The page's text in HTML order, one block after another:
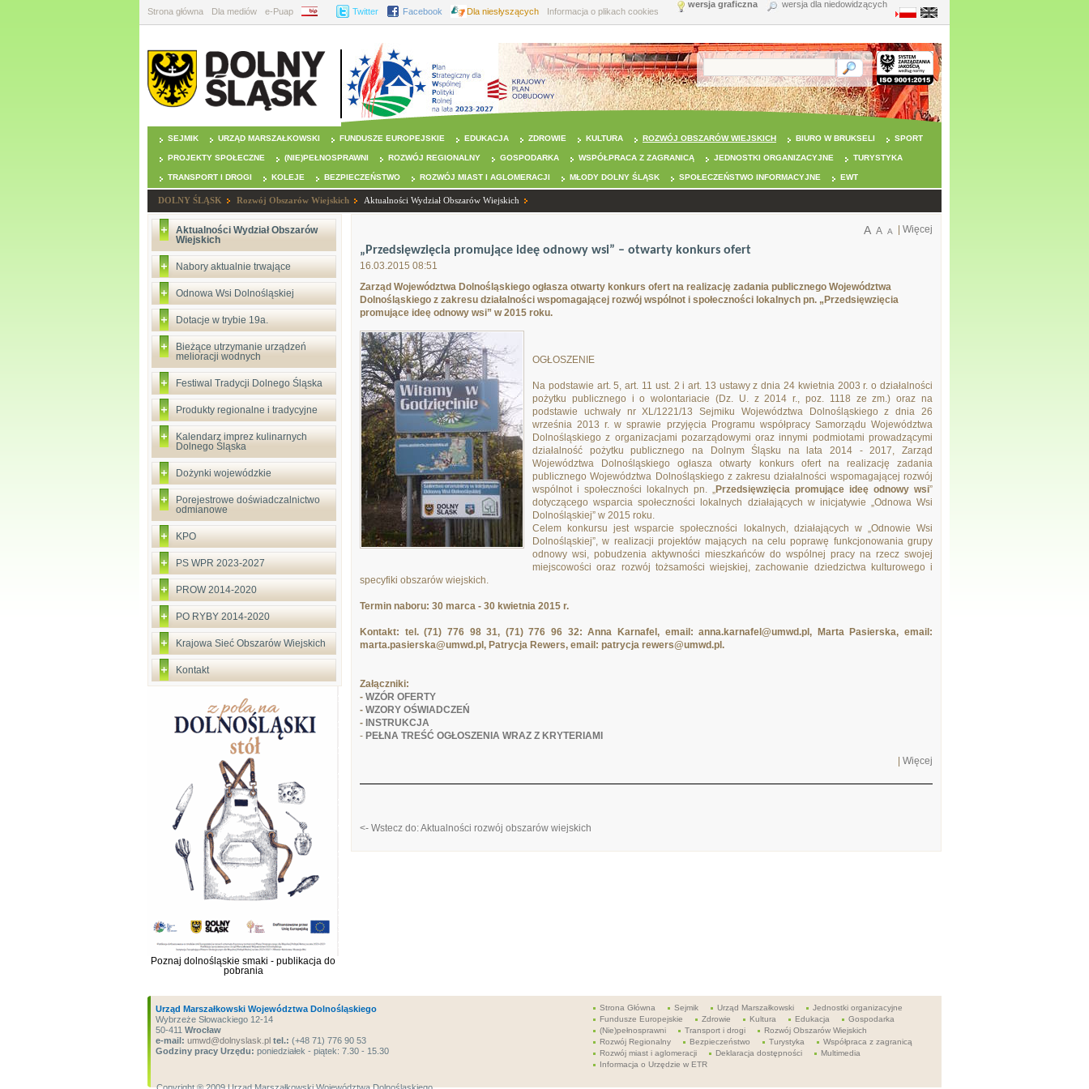
Strona główna Dla mediów e-Puap BIP Twitter Facebook Dla niesłyszących Informacja o plikach cookies
wersja graficzna wersja dla niedowidzących
SEJMIK URZĄD MARSZAŁKOWSKI FUNDUSZE EUROPEJSKIE EDUKACJA ZDROWIE KULTURA ROZWÓJ OBSZARÓW WIEJSKICH BIURO W BRUKSELI SPORT
PROJEKTY SPOŁECZNE (NIE)PEŁNOSPRAWNI ROZWÓJ REGIONALNY GOSPODARKA WSPÓŁPRACA Z ZAGRANICĄ JEDNOSTKI ORGANIZACYJNE TURYSTYKA
TRANSPORT I DROGI KOLEJE BEZPIECZEŃSTWO ROZWÓJ MIAST I AGLOMERACJI MŁODY DOLNY ŚLĄSK SPOŁECZEŃSTWO INFORMACYJNE EWT
DOLNY ŚLĄSK Rozwój Obszarów Wiejskich Aktualności Wydział Obszarów Wiejskich
Aktualności Wydział Obszarów
Wiejskich
Nabory aktualnie trwające
Odnowa Wsi Dolnośląskiej
Dotacje w trybie 19a.
Bieżące utrzymanie urządzeń
melioracji wodnych
Festiwal Tradycji Dolnego Śląska
Produkty regionalne i tradycyjne
Kalendarz imprez kulinarnych
Dolnego Śląska
Dożynki wojewódzkie
Porejestrowe doświadczalnictwo
odmianowe
KPO
PS WPR 2023-2027
PROW 2014-2020
PO RYBY 2014-2020
Krajowa Sieć Obszarów Wiejskich
Kontakt
Poznaj dolnośląskie smaki - publikacja do
pobrania
Więcej
A A A
„Przedsięwzięcia promujące ideę odnowy wsi” – otwarty konkurs ofert
16.03.2015 08:51
Zarząd Województwa Dolnośląskiego ogłasza otwarty konkurs ofert na realizację zadania publicznego Województwa
Dolnośląskiego z zakresu działalności wspomagającej rozwój wspólnot i społeczności lokalnych pn. „Przedsięwzięcia
promujące ideę odnowy wsi” w 2015 roku.
OGŁOSZENIE
Na podstawie art. 5, art. 11 ust. 2 i art. 13 ustawy z dnia 24 kwietnia 2003 r. o działalności
pożytku publicznego i o wolontariacie (Dz. U. z 2014 r., poz. 1118 ze zm.) oraz na
podstawie uchwały nr XL/1221/13 Sejmiku Województwa Dolnośląskiego z dnia 26
września 2013 r. w sprawie przyjęcia Programu współpracy Samorządu Województwa
Dolnośląskiego z organizacjami pozarządowymi oraz innymi podmiotami prowadzącymi
działalność pożytku publicznego na Dolnym Śląsku na lata 2014 - 2017, Zarząd
Województwa Dolnośląskiego ogłasza otwarty konkurs ofert na realizację zadania
publicznego Województwa Dolnośląskiego z zakresu działalności wspomagającej rozwój
wspólnot i społeczności lokalnych pn. „Przedsięwzięcia promujące ideę odnowy wsi”
dotyczącego wsparcia społeczności lokalnych działających w inicjatywie „Odnowa Wsi
Dolnośląskiej” w 2015 roku.
Celem konkursu jest wsparcie społeczności lokalnych, działających w „Odnowie Wsi
Dolnośląskiej”, w realizacji projektów mających na celu poprawę funkcjonowania grupy
odnowy wsi, pobudzenia aktywności mieszkańców do wspólnej pracy na rzecz swojej
miejscowości oraz rozwój tożsamości wiejskiej, zachowanie dziedzictwa kulturowego i
specyfiki obszarów wiejskich.
Termin naboru: 30 marca - 30 kwietnia 2015 r.
Kontakt: tel. (71) 776 98 31, (71) 776 96 32: Anna Karnafel, email: anna.karnafel@umwd.pl, Marta Pasierska, email:
marta.pasierska@umwd.pl, Patrycja Rewers, email: patrycja rewers@umwd.pl.
Załączniki:
- WZÓR OFERTY
- WZORY OŚWIADCZEŃ
- INSTRUKCJA
- PEŁNA TREŚĆ OGŁOSZENIA WRAZ Z KRYTERIAMI
Więcej
<- Wstecz do: Aktualności rozwój obszarów wiejskich
Urząd Marszałkowski Województwa Dolnośląskiego
Wybrzeże Słowackiego 12-14
50-411 Wrocław
e-mail: umwd@dolnyslask.pl tel.: (+48 71) 776 90 53
Godziny pracy Urzędu: poniedziałek - piątek: 7.30 - 15.30
Strona Główna Sejmik Urząd Marszałkowski
Jednostki organizacyjne
Fundusze Europejskie
Zdrowie Kultura Edukacja
Gospodarka
(Nie)pełnosprawni
Transport i drogi
Rozwój Obszarów Wiejskich
Rozwój Regionalny
Bezpieczeństwo Turystyka
Współpraca z zagranicą
Rozwój miast i aglomeracji
Deklaracja dostępności
Multimedia
Informacja o Urzędzie w ETR